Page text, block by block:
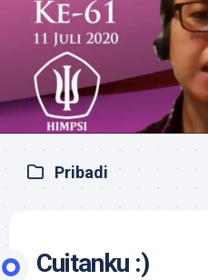
Pribadi
Cuitanku :)